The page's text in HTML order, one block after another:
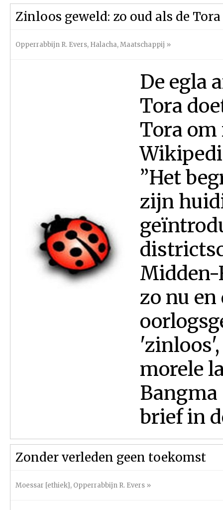
Zinloos geweld: zo oud als de Tora
Opperrabbijn R. Evers, Halacha,Maatschappij »
De egla
Tora
Tora om
”Het
zijn
Midden-
zo nu
morele
Bangma
brief in
Zonder verleden geen toekomst
Moessar [ethiek], Opperrabbijn R. Evers »